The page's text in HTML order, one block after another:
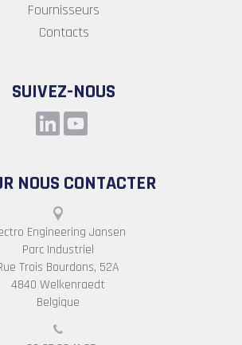
Fournisseurs
Contacts
SUIVEZ-NOUS
NOUS CONTACTER
Engineering Jansen
Parc Industriel
Trois Bourdons, 52A
4840 Welkenraedt
Belgique